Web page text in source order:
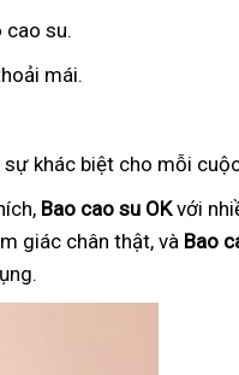
cao su.
mái.
khác biệt cho mỗi
Bao cao su OKvới
giác chân thật, và Bao